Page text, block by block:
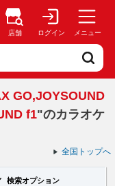
店舗 ログイン メニュー
GO,JOYSOUND
f1"のカラオケ
全国トップへ
検索オプション